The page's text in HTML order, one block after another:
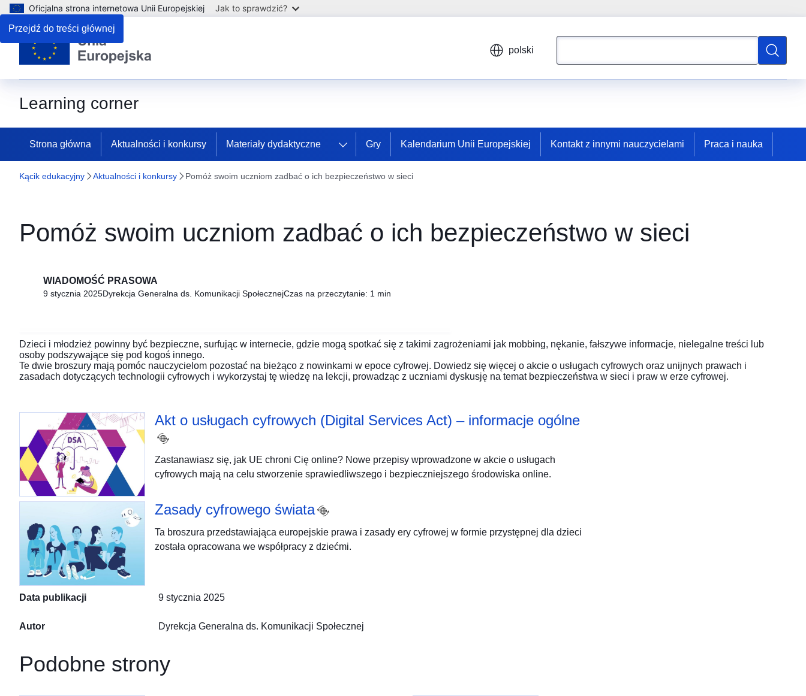
Przejdź do treści głównej
Oficjalna strona internetowa Unii Europejskiej Jak to sprawdzić?
polski
Wyszukaj
Learning corner
Strona główna Aktualności i konkursy Materiały dydaktyczne Gry Kalendarium Unii Europejskiej Kontakt z innymi nauczycielami Praca i nauka
Kącik edukacyjny Aktualności i konkursy Pomóż swoim uczniom zadbać o ich bezpieczeństwo w sieci
Pomóż swoim uczniom zadbać o ich bezpieczeństwo w sieci
WIADOMOŚĆ PRASOWA
9 stycznia 2025Dyrekcja Generalna ds. Komunikacji SpołecznejCzas na przeczytanie: 1 min
Dzieci i młodzież powinny być bezpieczne, surfując w internecie, gdzie mogą spotkać się z takimi zagrożeniami jak mobbing, nękanie, fałszywe informacje, nielegalne treści lub
osoby podszywające się pod kogoś innego.
Te dwie broszury mają pomóc nauczycielom pozostać na bieżąco z nowinkami w epoce cyfrowej. Dowiedz się więcej o akcie o usługach cyfrowych oraz unijnych prawach i
zasadach dotyczących technologii cyfrowych i wykorzystaj tę wiedzę na lekcji, prowadząc z uczniami dyskusję na temat bezpieczeństwa w sieci i praw w erze cyfrowej.
Akt o usługach cyfrowych (Digital Services Act) – informacje ogólne
Zastanawiasz się, jak UE chroni Cię online? Nowe przepisy wprowadzone w akcie o usługach
cyfrowych mają na celu stworzenie sprawiedliwszego i bezpieczniejszego środowiska online.
Zasady cyfrowego świata
Ta broszura przedstawiająca europejskie prawa i zasady ery cyfrowej w formie przystępnej dla dzieci
została opracowana we współpracy z dziećmi.
Data publikacji 9 stycznia 2025
Autor Dyrekcja Generalna ds. Komunikacji Społecznej
Podobne strony